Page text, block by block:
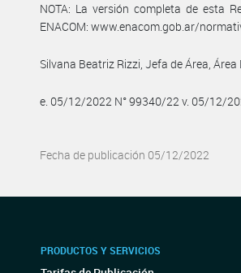
NOTA: La versión completa de esta
ENACOM: www.enacom.gob.ar/
Silvana Beatriz Rizzi, Jefa de Área, Área
e. 05/12/2022 N° 99340/22 v. 05/12/
Fecha de publicación 05/12/2022
PRODUCTOS Y SERVICIOS